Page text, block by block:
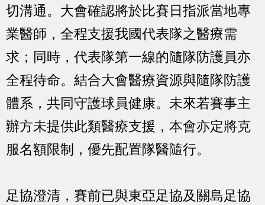
切溝通。大會確認將於比賽日指派當地專
業醫師，全程支援我國代表隊之醫療需
求；同時，代表隊第一線的隨隊防護員亦
全程待命。結合大會醫療資源與隨隊防護
體系，共同守護球員健康。未來若賽事主
辦方未提供此類醫療支援，本會亦定將克
服名額限制，優先配置隊醫隨行。
足協澄清，賽前已與東亞足協及關島足協